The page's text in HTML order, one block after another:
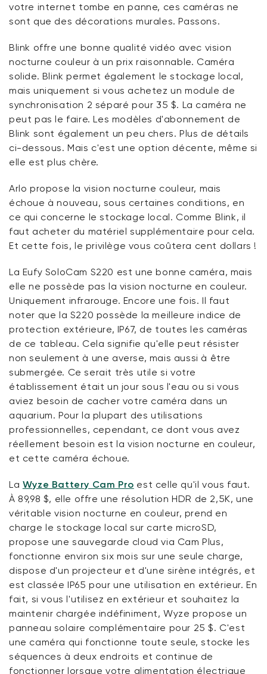
votre internet tombe en panne, ces caméras ne
sont que des décorations murales. Passons.
Blink offre une bonne qualité vidéo avec vision
nocturne couleur à un prix raisonnable. Caméra
solide. Blink permet également le stockage local,
mais uniquement si vous achetez un module de
synchronisation 2 séparé pour 35 $. La caméra ne
peut pas le faire. Les modèles d'abonnement de
Blink sont également un peu chers. Plus de détails
ci-dessous. Mais c'est une option décente, même si
elle est plus chère.
Arlo propose la vision nocturne couleur, mais
échoue à nouveau, sous certaines conditions, en
ce qui concerne le stockage local. Comme Blink, il
faut acheter du matériel supplémentaire pour cela.
Et cette fois, le privilège vous coûtera cent dollars !
La Eufy SoloCam S220 est une bonne caméra, mais
elle ne possède pas la vision nocturne en couleur.
Uniquement infrarouge. Encore une fois. Il faut
noter que la S220 possède la meilleure indice de
protection extérieure, IP67, de toutes les caméras
de ce tableau. Cela signifie qu'elle peut résister
non seulement à une averse, mais aussi à être
submergée. Ce serait très utile si votre
établissement était un jour sous l'eau ou si vous
aviez besoin de cacher votre caméra dans un
aquarium. Pour la plupart des utilisations
professionnelles, cependant, ce dont vous avez
réellement besoin est la vision nocturne en couleur,
et cette caméra échoue.
La Wyze Battery Cam Pro est celle qu'il vous faut.
À 89,98 $, elle offre une résolution HDR de 2,5K, une
véritable vision nocturne en couleur, prend en
charge le stockage local sur carte microSD,
propose une sauvegarde cloud via Cam Plus,
fonctionne environ six mois sur une seule charge,
dispose d'un projecteur et d'une sirène intégrés, et
est classée IP65 pour une utilisation en extérieur. En
fait, si vous l'utilisez en extérieur et souhaitez la
maintenir chargée indéfiniment, Wyze propose un
panneau solaire complémentaire pour 25 $. C'est
une caméra qui fonctionne toute seule, stocke les
séquences à deux endroits et continue de
fonctionner lorsque votre alimentation électrique